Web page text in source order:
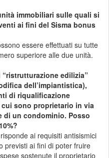
immobiliari sulle quali si
ai fini del Sisma bonus
essere effettuati su tutte
superiore alle due unità.
edilizia”
dell’impiantistica),
di riqualificazione
sono proprietario in via
di un condominio. Posso
ai requisiti antisismici
previsti ai fini di poter fruire
sostenute il proprietario